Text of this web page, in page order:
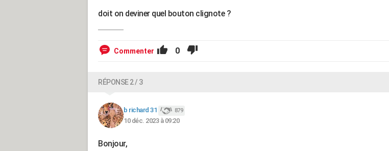
doit on deviner quel bouton clignote ?
Commenter 0
RÉPONSE 2 / 3
b richard 31 879
10 déc. 2023 à 09:20
Bonjour,